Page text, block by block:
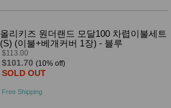
올리키즈 원더랜드 모달100 차렵이불세트
(S) (이불+베개커버 1장) - 블루
$113.00
$101.70 (10% off)
SOLD OUT
Free Shipping